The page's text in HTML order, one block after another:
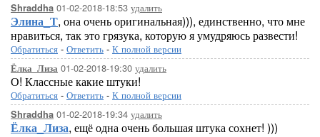
Shraddha 01-02-2018-18:53 удалить
Элина_Т, она очень оригинальная))), единственно, что мне
нравиться, так это грязука, которую я умудряюсь развести!
Обратиться - Ответить - К полной версии
Ёлка_Лиза 01-02-2018-19:30 удалить
О! Классные какие штуки!
Обратиться - Ответить - К полной версии
Shraddha 01-02-2018-19:34 удалить
Ёлка_Лиза, ещё одна очень большая штука сохнет! )))